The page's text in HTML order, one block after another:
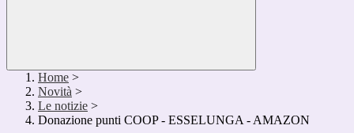
Home >
Novità >
Le notizie >
Donazione punti COOP - ESSELUNGA - AMAZON